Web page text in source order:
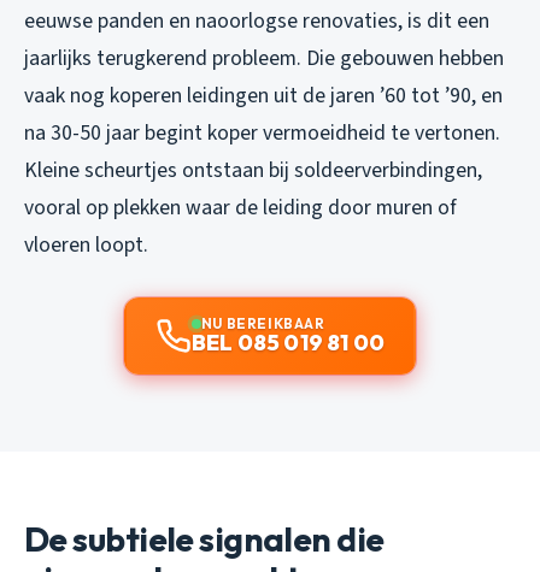
eeuwse panden en naoorlogse renovaties, is dit een
jaarlijks terugkerend probleem. Die gebouwen hebben
vaak nog koperen leidingen uit de jaren ’60 tot ’90, en
na 30-50 jaar begint koper vermoeidheid te vertonen.
Kleine scheurtjes ontstaan bij soldeerverbindingen,
vooral op plekken waar de leiding door muren of
vloeren loopt.
NU BEREIKBAAR
BEL 085 019 81 00
De subtiele signalen die